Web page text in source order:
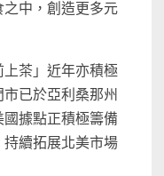
中，創造更多元
上茶」近年亦積極
已於亞利桑那州
據點正積極籌備
續拓展北美市場